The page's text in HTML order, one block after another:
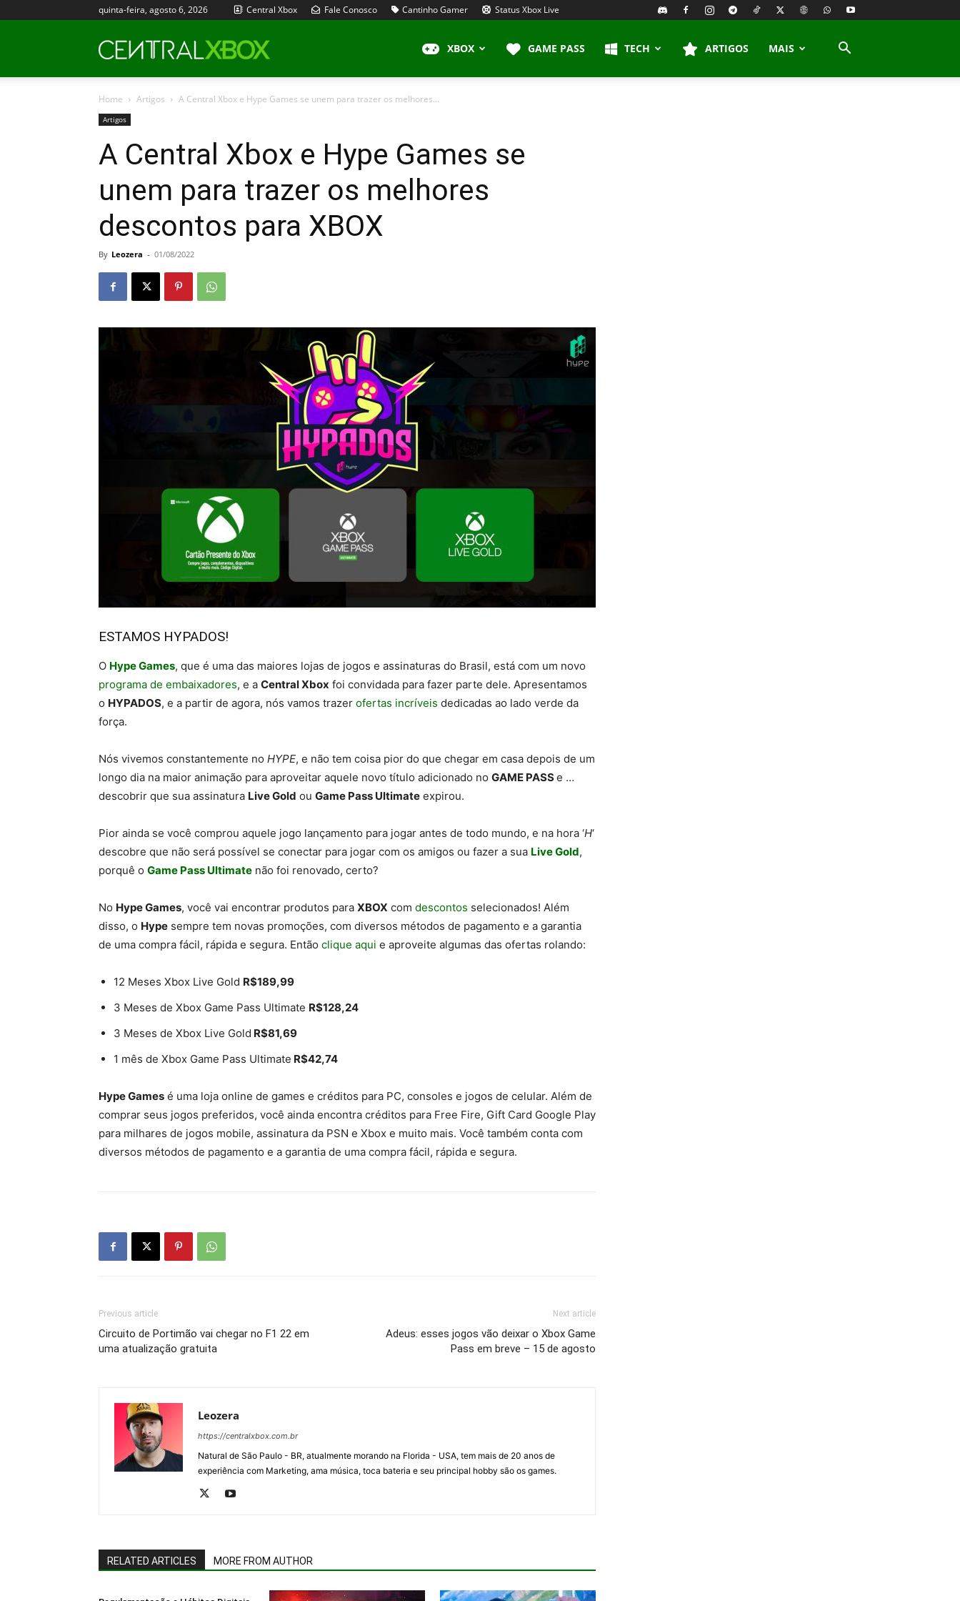
quinta-feira, agosto 6, 2026 Central Xbox Fale Conosco Cantinho Gamer Status Xbox Live
Xbox
XBOX GAME PASS TECH ARTIGOS MAIS
Home Artigos A Central Xbox e Hype Games se unem para trazer os melhores...
Artigos
A Central Xbox e Hype Games se
unem para trazer os melhores
descontos para XBOX
By Leozera - 01/08/2022
ESTAMOS HYPADOS!
O Hype Games, que é uma das maiores lojas de jogos e assinaturas do Brasil, está com um novo
programa de embaixadores, e a Central Xbox foi convidada para fazer parte dele. Apresentamos
o HYPADOS, e a partir de agora, nós vamos trazer ofertas incríveis dedicadas ao lado verde da
força.
Nós vivemos constantemente no HYPE, e não tem coisa pior do que chegar em casa depois de um
longo dia na maior animação para aproveitar aquele novo título adicionado no GAME PASSe …
descobrir que sua assinatura Live Gold ou Game Pass Ultimate expirou.
Pior ainda se você comprou aquele jogo lançamento para jogar antes de todo mundo, e na hora ‘H‘
descobre que não será possível se conectar para jogar com os amigos ou fazer a sua Live Gold,
porquê o Game Pass Ultimate não foi renovado, certo?
No Hype Games, você vai encontrar produtos para XBOX com descontos selecionados! Além
disso, o Hype sempre tem novas promoções, com diversos métodos de pagamento e a garantia
de uma compra fácil, rápida e segura. Então clique aqui e aproveite algumas das ofertas rolando:
12 Meses Xbox Live Gold R$189,99
3 Meses de Xbox Game Pass Ultimate R$128,24
3 Meses de Xbox Live Gold R$81,69
1 mês de Xbox Game Pass Ultimate R$42,74
Hype Games é uma loja online de games e créditos para PC, consoles e jogos de celular. Além de
comprar seus jogos preferidos, você ainda encontra créditos para Free Fire, Gift Card Google Play
para milhares de jogos mobile, assinatura da PSN e Xbox e muito mais. Você também conta com
diversos métodos de pagamento e a garantia de uma compra fácil, rápida e segura.
Previous article
Circuito de Portimão vai chegar no F1 22 em
uma atualização gratuita
Next article
Adeus: esses jogos vão deixar o Xbox Game
Pass em breve – 15 de agosto
Leozera
https://centralxbox.com.br
Natural de São Paulo - BR, atualmente morando na Florida - USA, tem mais de 20 anos de
experiência com Marketing, ama música, toca bateria e seu principal hobby são os games.
RELATED ARTICLES MORE FROM AUTHOR